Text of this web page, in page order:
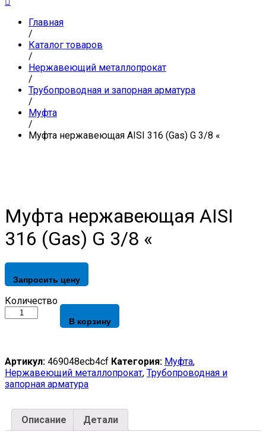
Главная
/
Каталог товаров
/
Нержавеющий металлопрокат
/
Трубопроводная и запорная арматура
/
Муфта
/
Муфта нержавеющая AISI 316 (Gas) G 3/8 «
Муфта нержавеющая AISI
316 (Gas) G 3/8 «
Запросить цену
Муфта
нержавеющая
G
3/8
"
quantity
Количество
В корзину
Артикул: 469048ecb4cf Категория: Муфта,
Нержавеющий металлопрокат, Трубопроводная и
запорная арматура
Описание Детали